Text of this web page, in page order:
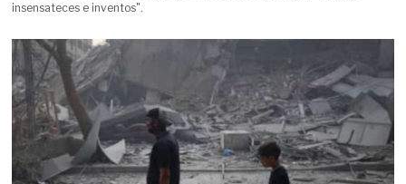
insensateces e inventos".